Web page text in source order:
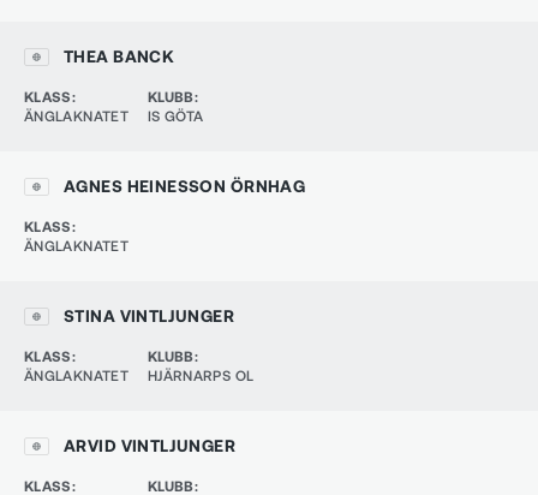
THEA BANCK
KLASS:
ÄNGLAKNATET
KLUBB:
IS GÖTA
AGNES HEINESSON ÖRNHAG
KLASS:
ÄNGLAKNATET
STINA VINTLJUNGER
KLASS:
ÄNGLAKNATET
KLUBB:
HJÄRNARPS OL
ARVID VINTLJUNGER
KLASS:
KLUBB: